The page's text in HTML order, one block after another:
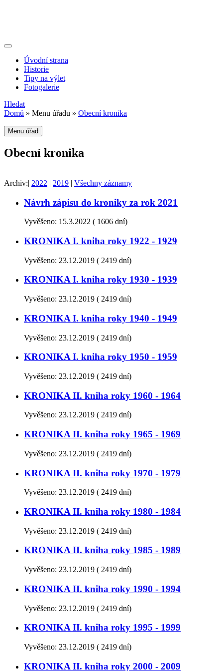
Úvodní strana
Historie
Tipy na výlet
Fotogalerie
Hledat
Domů » Menu úřadu » Obecní kronika
Menu úřad
Obecní kronika
Archiv:| 2022 | 2019 | Všechny záznamy
Návrh zápisu do kroniky za rok 2021
Vyvěšeno: 15.3.2022 ( 1606 dní)
KRONIKA I. kniha roky 1922 - 1929
Vyvěšeno: 23.12.2019 ( 2419 dní)
KRONIKA I. kniha roky 1930 - 1939
Vyvěšeno: 23.12.2019 ( 2419 dní)
KRONIKA I. kniha roky 1940 - 1949
Vyvěšeno: 23.12.2019 ( 2419 dní)
KRONIKA I. kniha roky 1950 - 1959
Vyvěšeno: 23.12.2019 ( 2419 dní)
KRONIKA II. kniha roky 1960 - 1964
Vyvěšeno: 23.12.2019 ( 2419 dní)
KRONIKA II. kniha roky 1965 - 1969
Vyvěšeno: 23.12.2019 ( 2419 dní)
KRONIKA II. kniha roky 1970 - 1979
Vyvěšeno: 23.12.2019 ( 2419 dní)
KRONIKA II. kniha roky 1980 - 1984
Vyvěšeno: 23.12.2019 ( 2419 dní)
KRONIKA II. kniha roky 1985 - 1989
Vyvěšeno: 23.12.2019 ( 2419 dní)
KRONIKA II. kniha roky 1990 - 1994
Vyvěšeno: 23.12.2019 ( 2419 dní)
KRONIKA II. kniha roky 1995 - 1999
Vyvěšeno: 23.12.2019 ( 2419 dní)
KRONIKA II. kniha roky 2000 - 2009